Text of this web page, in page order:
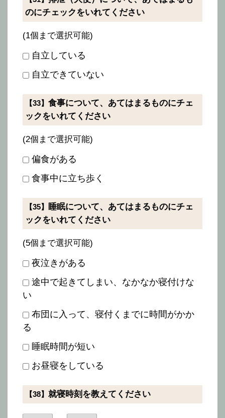
のにチェックをいれてください
(1個まで選択可能)
自立している
自立できていない
【33】 食事について、あてはまるものにチェ
ックをいれてください
(2個まで選択可能)
偏食がある
食事中に立ち歩く
【35】
睡眠について、あてはまるものにチェ
ックをいれてください
(5個まで選択可能)
夜泣きがある
途中で起きてしまい、なかなか寝付けな
い
布団に入って、寝付くまでに時間がかか
る
睡眠時間が短い
お昼寝をしている
【38】 就寝時刻を教えてください